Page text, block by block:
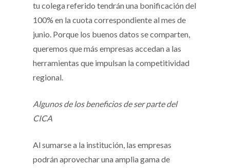
tu colega referido tendrán una bonificación del
100% en la cuota correspondiente al mes de
junio. Porque los buenos datos se comparten,
queremos que más empresas accedan a las
herramientas que impulsan la competitividad
regional.
Algunos de los beneficios de ser parte del
CICA
Al sumarse a la institución, las empresas
podrán aprovechar una amplia gama de